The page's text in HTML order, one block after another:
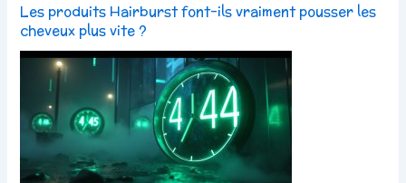
Les produits Hairburst font-ils vraiment pousser les
cheveux plus vite ?